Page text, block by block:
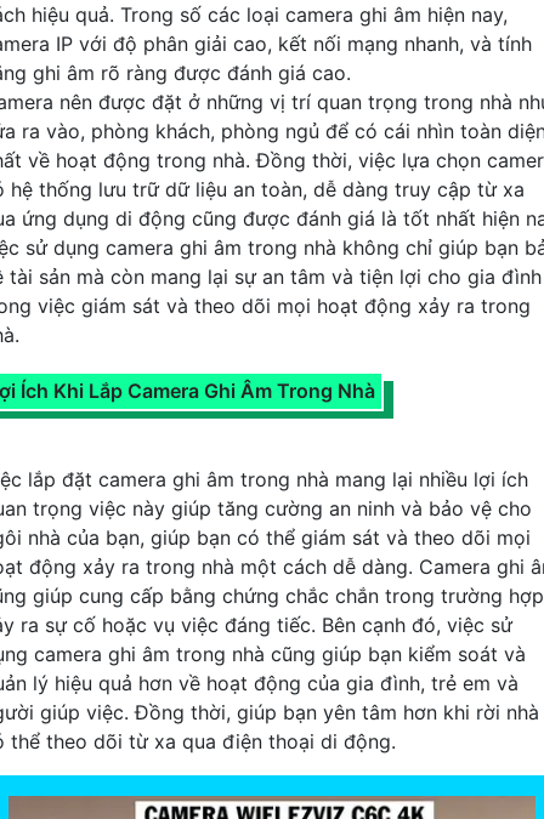
hiệu quả. Trong số các loại camera ghi âm hiện nay,
IP với độ phân giải cao, kết nối mạng nhanh, và tính
ghi âm rõ ràng được đánh giá cao.
nên được đặt ở những vị trí quan trọng trong nhà
ra vào, phòng khách, phòng ngủ để có cái nhìn toàn
về hoạt động trong nhà. Đồng thời, việc lựa chọn
hệ thống lưu trữ dữ liệu an toàn, dễ dàng truy cập từ xa
ứng dụng di động cũng được đánh giá là tốt nhất hiện
sử dụng camera ghi âm trong nhà không chỉ giúp bạn
tài sản mà còn mang lại sự an tâm và tiện lợi cho gia đình
việc giám sát và theo dõi mọi hoạt động xảy ra trong
Ích Khi Lắp Camera Ghi Âm Trong Nhà
lắp đặt camera ghi âm trong nhà mang lại nhiều lợi ích
trọng việc này giúp tăng cường an ninh và bảo vệ cho
nhà của bạn, giúp bạn có thể giám sát và theo dõi mọi
động xảy ra trong nhà một cách dễ dàng. Camera ghi
giúp cung cấp bằng chứng chắc chắn trong trường hợp
ra sự cố hoặc vụ việc đáng tiếc. Bên cạnh đó, việc sử
camera ghi âm trong nhà cũng giúp bạn kiểm soát và
lý hiệu quả hơn về hoạt động của gia đình, trẻ em và
giúp việc. Đồng thời, giúp bạn yên tâm hơn khi rời
thể theo dõi từ xa qua điện thoại di động.